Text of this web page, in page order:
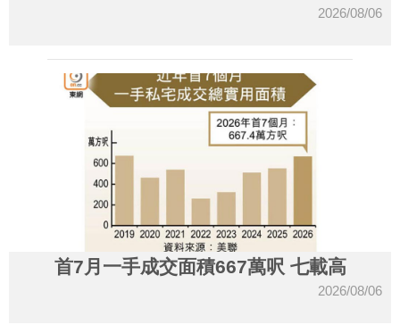
2026/08/06
首7月一手成交面積667萬呎 七載高
2026/08/06